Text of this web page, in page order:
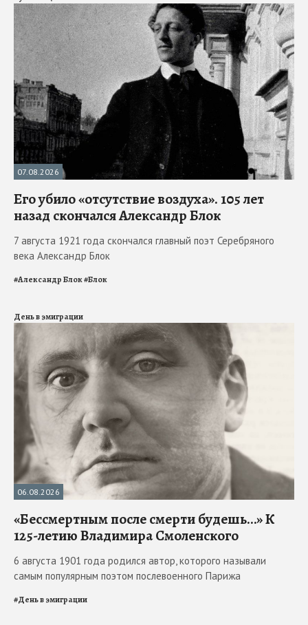
07.08.2026
Его убило «отсутствие воздуха». 105 лет
назад скончался Александр Блок
7 августа 1921 года скончался главный поэт Серебряного
века Александр Блок
#Александр Блок#Блок
День в эмиграции
06.08.2026
«Бессмертным после смерти будешь…» К
125-летию Владимира Смоленского
6 августа 1901 года родился автор, которого называли
самым популярным поэтом послевоенного Парижа
#День в эмиграции